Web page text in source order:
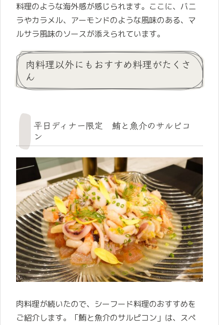
料理のような海外感が感じられます。ここに、バニ
ラやカラメル、アーモンドのような風味のある、マ
ルサラ風味のソースが添えられています。
肉料理以外にもおすすめ料理がたくさ
ん
平日ディナー限定 鮪と魚介のサルピコ
ン
肉料理が続いたので、シーフード料理のおすすめを
ご紹介します。「鮪と魚介のサルピコン」は、スペ